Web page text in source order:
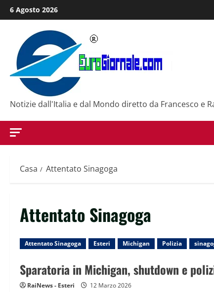
Salta
al
contenuto
6 Agosto 2026
Notizie dall'Italia e dal Mondo diretto da Francesco e
Casa Attentato Sinagoga
Attentato Sinagoga
Attentato Sinagoga Esteri Michigan Polizia
Sparatoria in Michigan, shutdown e
RaiNews - Esteri 12 Marzo 2026